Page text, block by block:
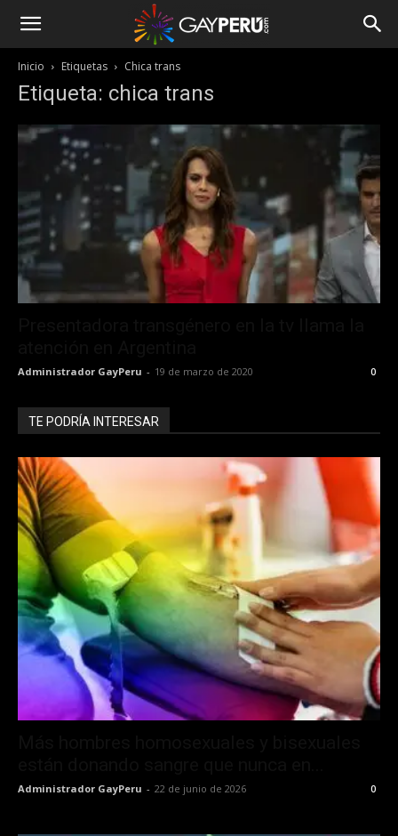
Inicio Etiquetas Chica trans
Etiqueta: chica trans
Administrador GayPeru - 19 de marzo de 2020 0
TE PODRÍA INTERESAR
Administrador GayPeru - 22 de junio de 2026 0